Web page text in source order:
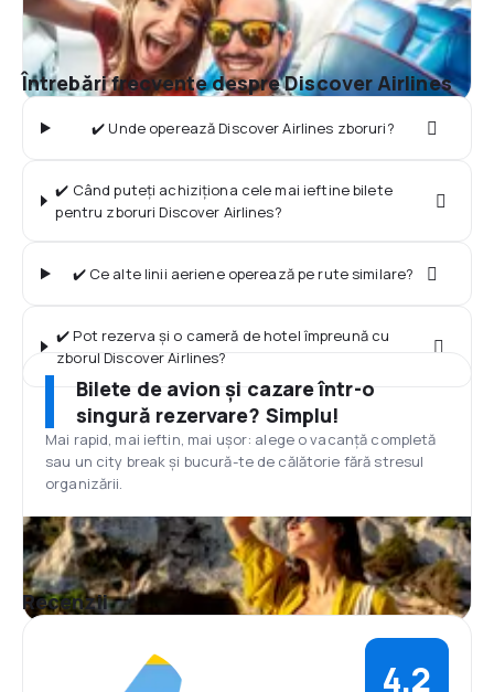
Întrebări frecvente despre Discover Airlines
✔️ Unde operează Discover Airlines zboruri?
✔️ Când puteți achiziționa cele mai ieftine bilete
pentru zboruri Discover Airlines?
✔️ Ce alte linii aeriene operează pe rute similare?
✔️ Pot rezerva și o cameră de hotel împreună cu
zborul Discover Airlines?
Bilete de avion și cazare într-o
singură rezervare? Simplu!
Mai rapid, mai ieftin, mai ușor: alege o vacanță completă
sau un city break și bucură-te de călătorie fără stresul
organizării.
Recenzii
4,2